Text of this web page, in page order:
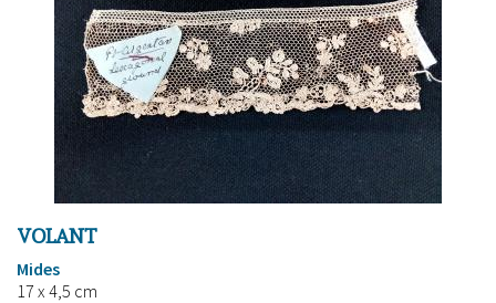
VOLANT
Mides
17 x 4,5 cm